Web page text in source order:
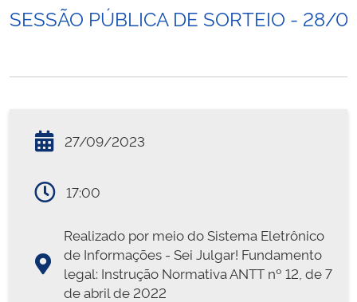
SESSÃO PÚBLICA DE SORTEIO - 28/
27/09/2023
17:00
Realizado por meio do Sistema Eletrônico
de Informações - Sei Julgar! Fundamento
legal: Instrução Normativa ANTT nº 12, de 7
de abril de 2022